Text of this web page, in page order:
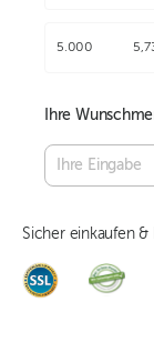
5.000
Ihre
Sicher einkaufen &